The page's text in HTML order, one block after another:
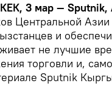
3 мар — Sputnik,
Центральной
и
не лучшие
торговли и,
Sputnik